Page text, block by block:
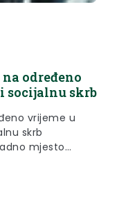
određeno
socijalnu skrb
vrijeme u
skrb
mjesto
duže